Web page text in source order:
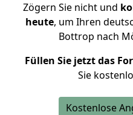
Zögern Sie nicht und
heute, um Ihren
Bottrop nach
Füllen Sie jetzt das
Sie
Kostenlose